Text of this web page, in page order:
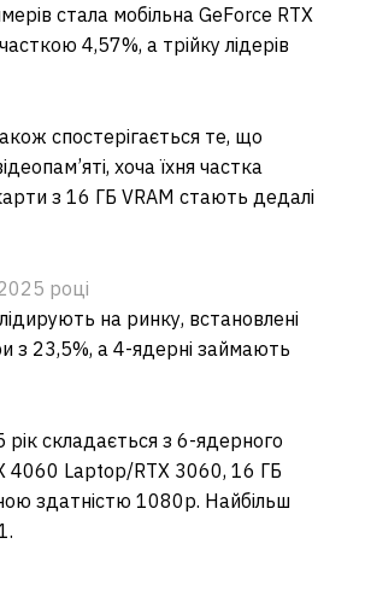
стала мобільна GeForce RTX
4,57%, а трійку лідерів
спостерігається те, що
хоча їхня частка
з 16 ГБ VRAM стають дедалі
році
на ринку, встановлені
з 23,5%, а 4-ядерні займають
складається з 6-ядерного
4060 Laptop/RTX 3060, 16 ГБ
здатністю 1080p. Найбільш